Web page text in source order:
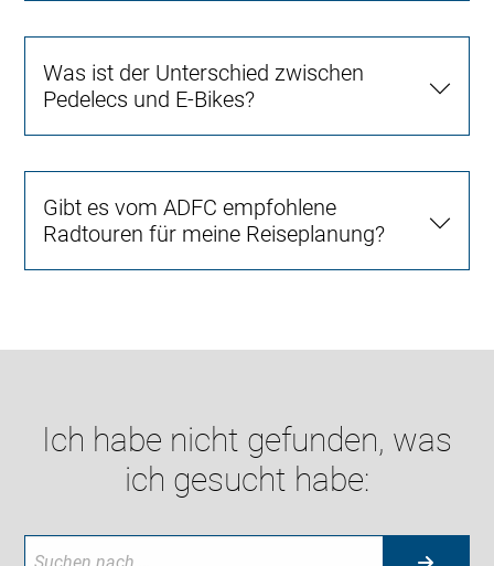
Was ist der Unterschied zwischen
Pedelecs und E-Bikes?
Gibt es vom ADFC empfohlene
Radtouren für meine Reiseplanung?
Ich habe nicht gefunden, was
ich gesucht habe: